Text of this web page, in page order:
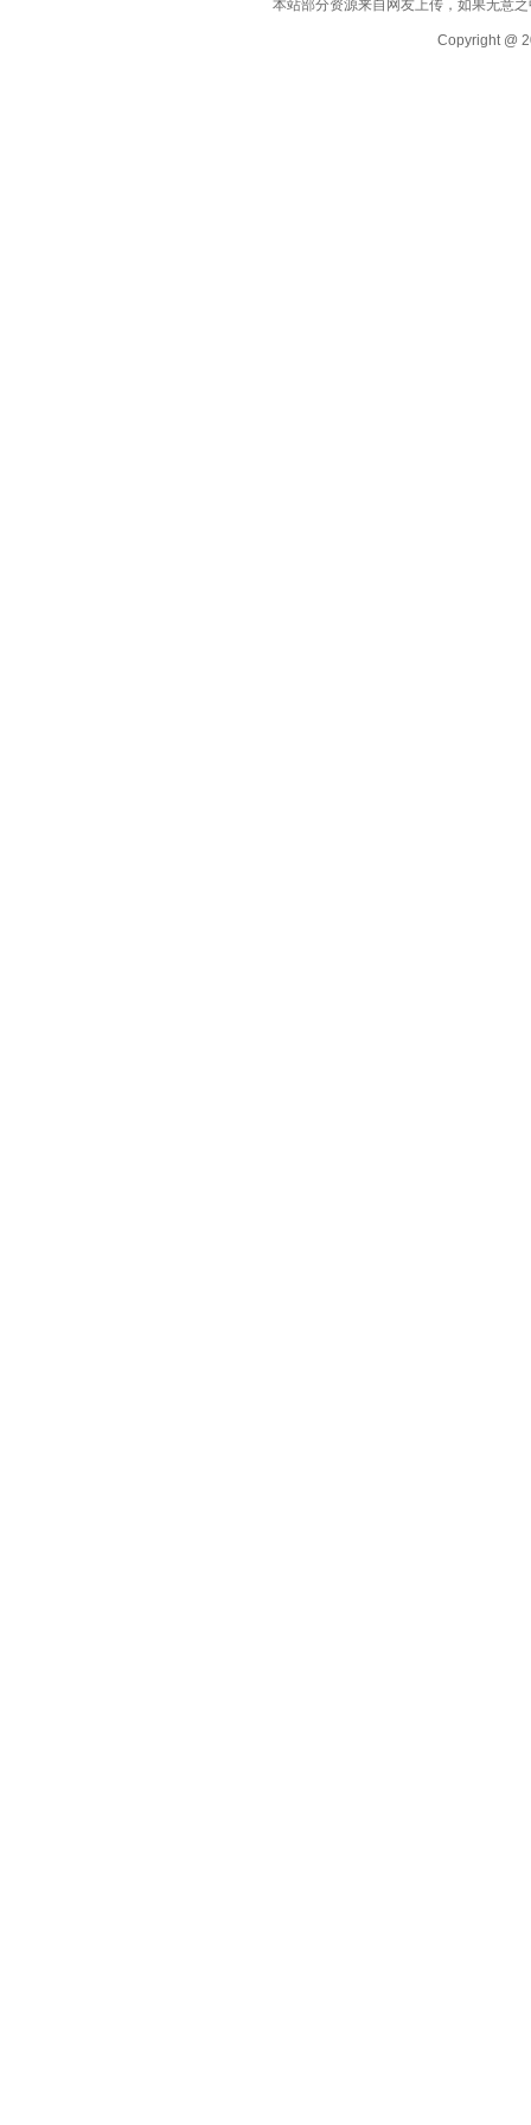
本站部分资源来自网友上传，如果无意
Copyright @